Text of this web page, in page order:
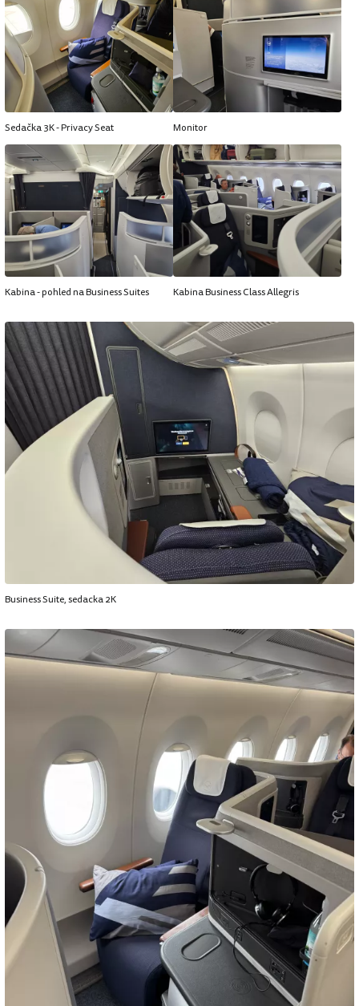
Sedačka 3K - Privacy Seat Monitor
Kabina - pohled na Business Suites Kabina Business Class Allegris
Business Suite, sedacka 2K